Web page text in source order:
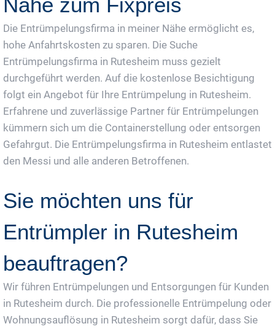
Die Entrümpelungsfirma in meiner Nähe ermöglicht es,
hohe Anfahrtskosten zu sparen. Die Suche
Entrümpelungsfirma in Rutesheim muss gezielt
durchgeführt werden. Auf die kostenlose Besichtigung
folgt ein Angebot für Ihre Entrümpelung in Rutesheim.
Erfahrene und zuverlässige Partner für Entrümpelungen
kümmern sich um die Containerstellung oder entsorgen
Gefahrgut. Die Entrümpelungsfirma in Rutesheim entlastet
den Messi und alle anderen Betroffenen.
Sie möchten uns für
Entrümpler in Rutesheim
beauftragen?
Wir führen Entrümpelungen und Entsorgungen für Kunden
in Rutesheim durch. Die professionelle Entrümpelung oder
Wohnungsauflösung in Rutesheim sorgt dafür, dass Sie